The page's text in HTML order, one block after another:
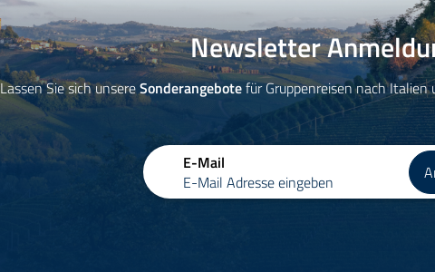
Newsletter
Lassen Sie sich unsereSonderangebotefür Gruppenreisen nach
E-Mail
E-Mail Adresse eingeben